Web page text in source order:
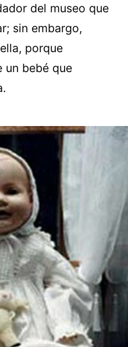
del museo que
sin embargo,
porque
un bebé que